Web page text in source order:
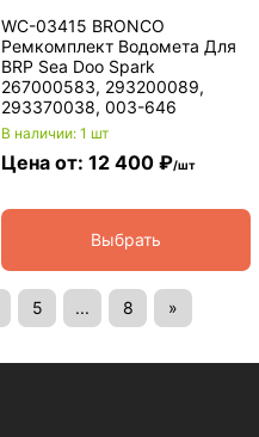
WC-03415 BRONCO
Ремкомплект Водомета Для
BRP Sea Doo Spark
267000583, 293200089,
293370038, 003-646
В наличии: 1 шт
Цена от: 12 400 ₽/шт
Выбрать
5 ... 8 »